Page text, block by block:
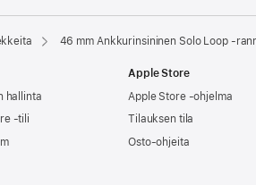
46 mm Ankkurinsininen Solo Loop
hallinta
-tili
Apple Store
Apple Store -ohjelma
Tilauksen tila
Osto-ohjeita